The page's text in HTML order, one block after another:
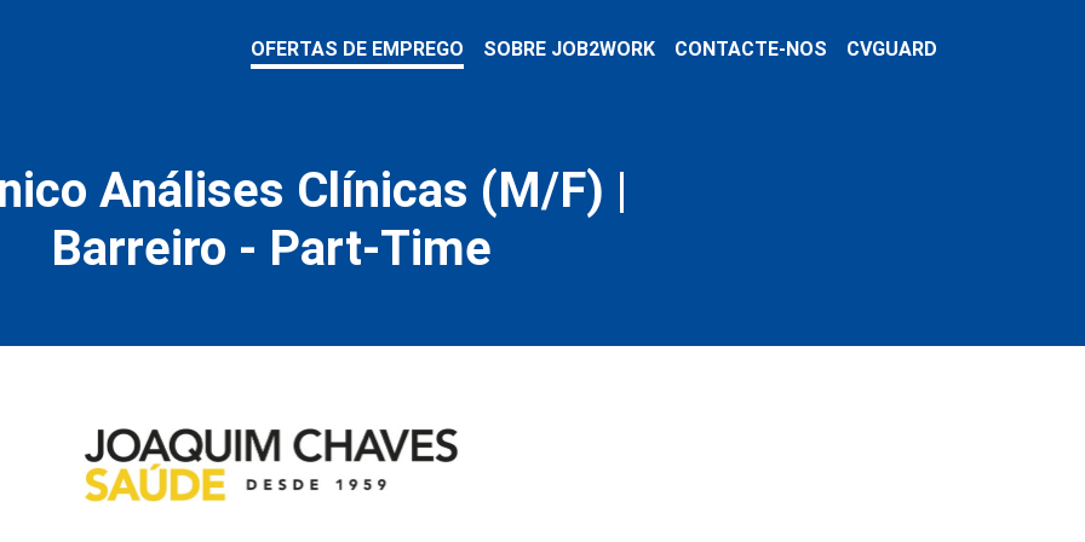
OFERTAS DE EMPREGO SOBRE JOB2WORK CONTACTE-NOS CVGUARD
Análises Clínicas (M/F) |
Barreiro - Part-Time